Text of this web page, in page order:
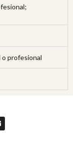
profesional